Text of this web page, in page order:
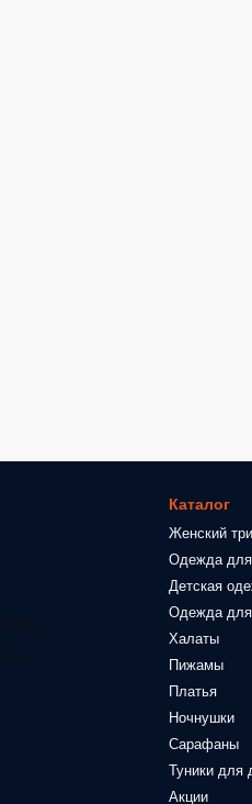
Каталог
Женский
Одежда
Детская
Одежда
Халаты
Пижамы
Платья
Ночнушки
Сарафаны
Туники для
Акции